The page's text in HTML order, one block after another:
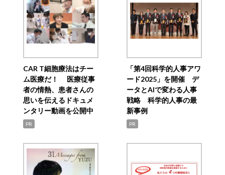
CAR T細胞療法はチー
ム医療だ！ 医療従事
者の情熱、患者さんの
思いを伝えるドキュメ
ンタリー動画を公開中
PR
「第4回科学的人事アワ
ード2025」を開催 デ
ータとAIで変わる人事
戦略 科学的人事の最
新事例
PR